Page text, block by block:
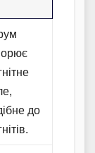
до